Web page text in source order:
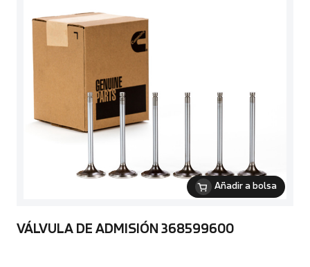
Añadir a bolsa
VÁLVULA DE ADMISIÓN 368599600